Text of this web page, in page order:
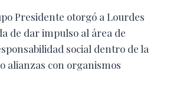
Presidente otorgó a Lourdes
de dar impulso al área de
social dentro de la
alianzas con organismos